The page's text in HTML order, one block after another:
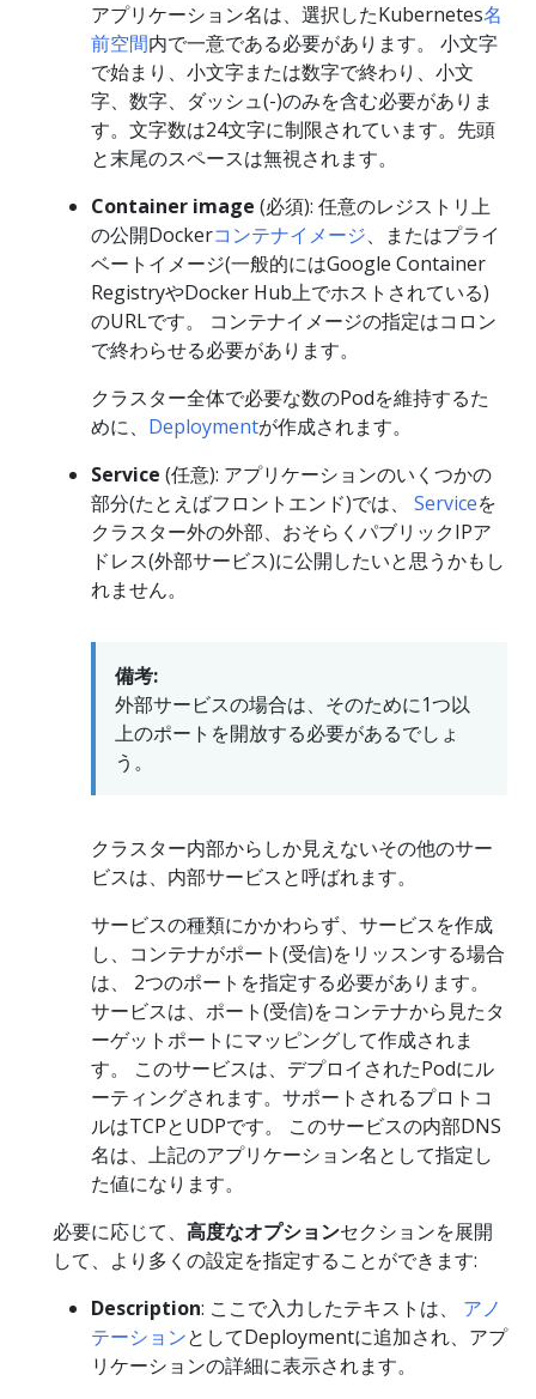
アプリケーション名は、選択したKubernetes名
前空間内で一意である必要があります。 小文字
で始まり、小文字または数字で終わり、小文
字、数字、ダッシュ(-)のみを含む必要がありま
す。文字数は24文字に制限されています。先頭
と末尾のスペースは無視されます。
Container image (必須): 任意のレジストリ上
の公開Dockerコンテナイメージ、またはプライ
ベートイメージ(一般的にはGoogle Container
RegistryやDocker Hub上でホストされている)
のURLです。 コンテナイメージの指定はコロン
で終わらせる必要があります。
クラスター全体で必要な数のPodを維持するた
めに、 Deploymentが作成されます。
Service (任意): アプリケーションのいくつかの
部分(たとえばフロントエンド)では、 Serviceを
クラスター外の外部、おそらくパブリックIPア
ドレス(外部サービス)に公開したいと思うかもし
れません。
備考:
外部サービスの場合は、そのために1つ以
上のポートを開放する必要があるでしょ
う。
クラスター内部からしか見えないその他のサー
ビスは、内部サービスと呼ばれます。
サービスの種類にかかわらず、サービスを作成
し、コンテナがポート(受信)をリッスンする場合
は、 2つのポートを指定する必要があります。
サービスは、ポート(受信)をコンテナから見たタ
ーゲットポートにマッピングして作成されま
す。 このサービスは、デプロイされたPodにル
ーティングされます。サポートされるプロトコ
ルはTCPとUDPです。 このサービスの内部DNS
名は、上記のアプリケーション名として指定し
た値になります。
必要に応じて、 高度なオプションセクションを展開
して、より多くの設定を指定することができます:
Description: ここで入力したテキストは、 アノ
テーションとしてDeploymentに追加され、アプ
リケーションの詳細に表示されます。